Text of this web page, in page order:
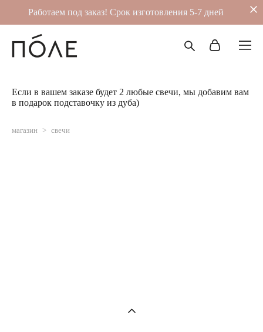
Работаем под заказ! Срок изготовления 5-7 дней
Если в вашем заказе будет 2 любые свечи, мы добавим вам
в подарок подставочку из дуба)
магазин > свечи